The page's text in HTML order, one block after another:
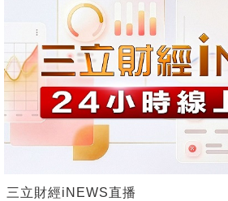
三立財經iNEWS直播